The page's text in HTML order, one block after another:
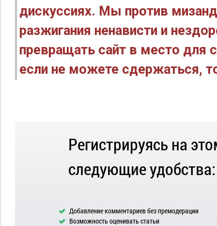
дискуссиях. Мы против
разжигания ненависти и
превращать сайт в место для
если не можете сдержаться,
Регистрируясь на
следующие удобства:
Добавление комментариев без премодерации
Возможность оценивать статьи